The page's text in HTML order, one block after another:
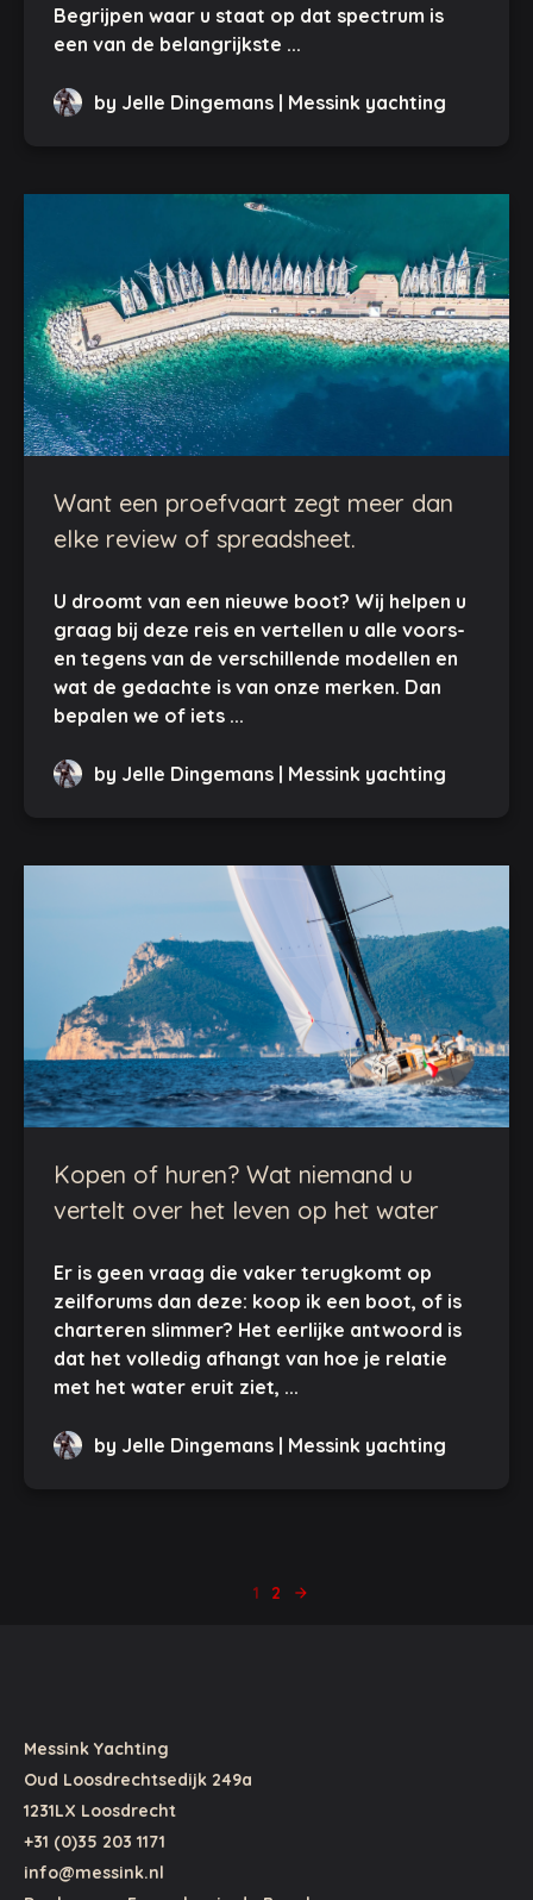
Begrijpen waar u staat op dat spectrum is
een van de belangrijkste ...
by Jelle Dingemans | Messink yachting
Want een proefvaart zegt meer dan
elke review of spreadsheet.
U droomt van een nieuwe boot? Wij helpen u
graag bij deze reis en vertellen u alle voors-
en tegens van de verschillende modellen en
wat de gedachte is van onze merken. Dan
bepalen we of iets ...
by Jelle Dingemans | Messink yachting
Kopen of huren? Wat niemand u
vertelt over het leven op het water
Er is geen vraag die vaker terugkomt op
zeilforums dan deze: koop ik een boot, of is
charteren slimmer? Het eerlijke antwoord is
dat het volledig afhangt van hoe je relatie
met het water eruit ziet, ...
by Jelle Dingemans | Messink yachting
1 2 arrow_forward
Messink Yachting
Oud Loosdrechtsedijk 249a
1231LX Loosdrecht
+31 (0)35 203 1171
info@messink.nl